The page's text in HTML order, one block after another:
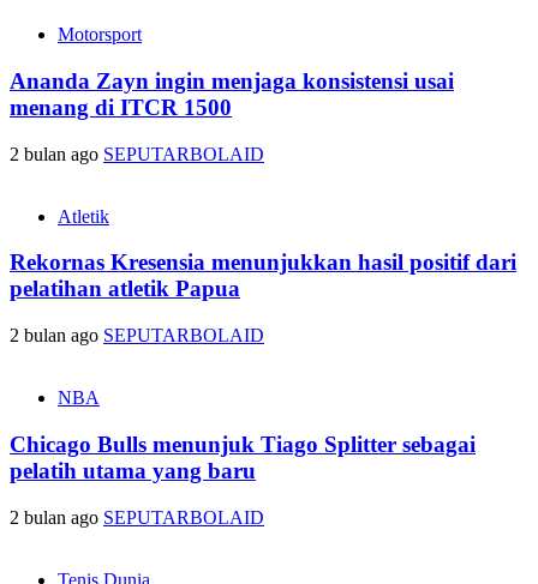
Motorsport
Ananda Zayn ingin menjaga konsistensi usai
menang di ITCR 1500
2 bulan ago SEPUTARBOLAID
Atletik
Rekornas Kresensia menunjukkan hasil positif dari
pelatihan atletik Papua
2 bulan ago SEPUTARBOLAID
NBA
Chicago Bulls menunjuk Tiago Splitter sebagai
pelatih utama yang baru
2 bulan ago SEPUTARBOLAID
Tenis Dunia